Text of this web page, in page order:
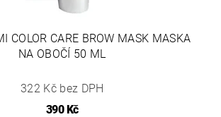
COLOR CARE BROW MASK MASKA
NA OBOČÍ 50 ML
322 Kč bez DPH
390 Kč